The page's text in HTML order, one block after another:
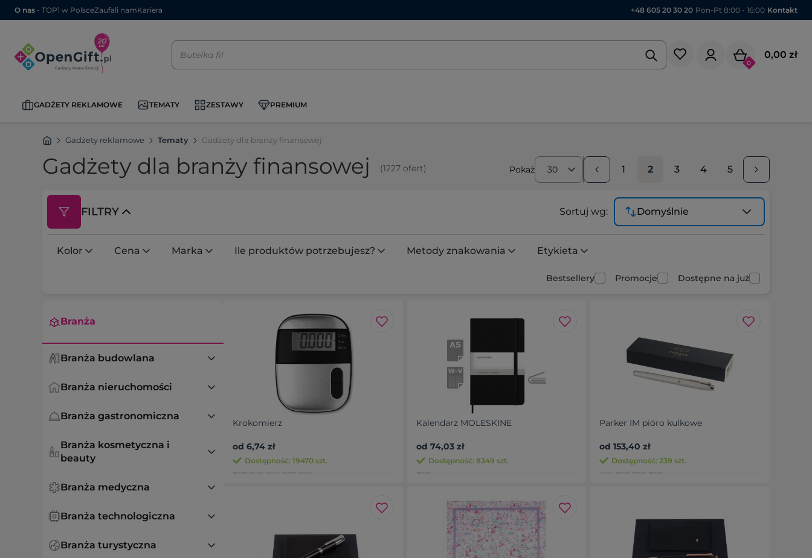
O nas - TOP1 w PolsceZaufali namKariera +48 605 20 30 20 Pon-Pt 8:00 - 16:00 Kontakt
0
0,00 zł
GADŻETY REKLAMOWE TEMATY ZESTAWY PREMIUM
Gadżety reklamowe Tematy Gadżety dla branży finansowej
Gadżety dla branży finansowej (1227 ofert) Pokaż 30 1 2 3 4 5
FILTRY Sortuj wg: Domyślnie
Kolor Cena Marka Ile produktów potrzebujesz? Metody znakowania Etykieta
Bestsellery Promocje Dostępne na już
Branża
Branża budowlana
Branża nieruchomości
Branża gastronomiczna
Branża kosmetyczna i
beauty
Branża medyczna
Branża technologiczna
Branża turystyczna
Krokomierz
od 6,74 zł
Dostępność: 19470 szt.
Kalendarz MOLESKINE
od 74,03 zł
Dostępność: 8349 szt.
Parker IM pióro kulkowe
od 153,40 zł
Dostępność: 239 szt.